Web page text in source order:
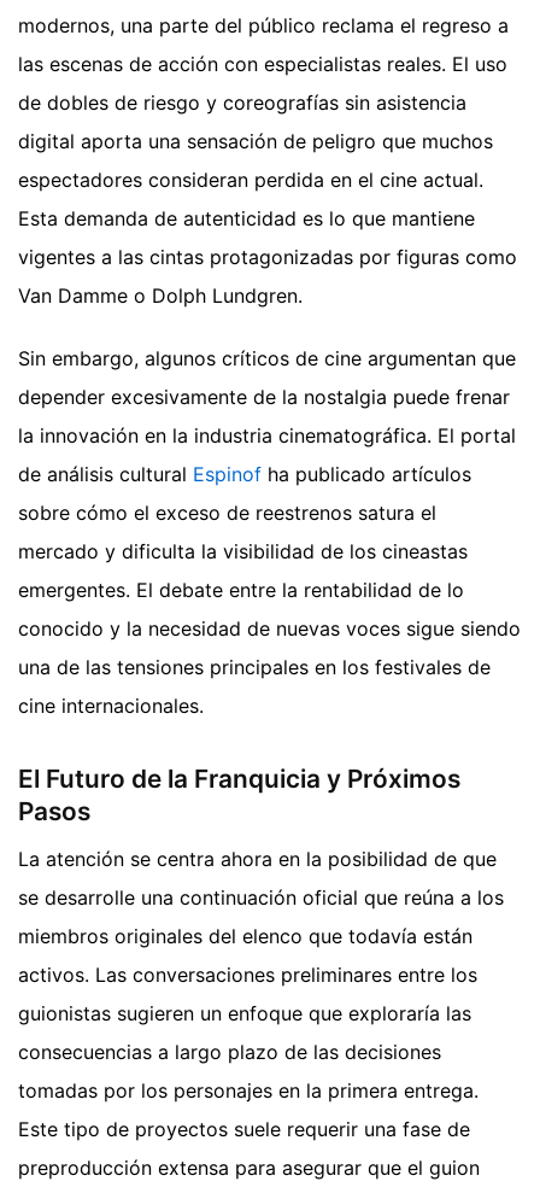
modernos, una parte del público reclama el regreso a
las escenas de acción con especialistas reales. El uso
de dobles de riesgo y coreografías sin asistencia
digital aporta una sensación de peligro que muchos
espectadores consideran perdida en el cine actual.
Esta demanda de autenticidad es lo que mantiene
vigentes a las cintas protagonizadas por figuras como
Van Damme o Dolph Lundgren.
Sin embargo, algunos críticos de cine argumentan que
depender excesivamente de la nostalgia puede frenar
la innovación en la industria cinematográfica. El portal
de análisis cultural Espinof ha publicado artículos
sobre cómo el exceso de reestrenos satura el
mercado y dificulta la visibilidad de los cineastas
emergentes. El debate entre la rentabilidad de lo
conocido y la necesidad de nuevas voces sigue siendo
una de las tensiones principales en los festivales de
cine internacionales.
El Futuro de la Franquicia y Próximos
Pasos
La atención se centra ahora en la posibilidad de que
se desarrolle una continuación oficial que reúna a los
miembros originales del elenco que todavía están
activos. Las conversaciones preliminares entre los
guionistas sugieren un enfoque que exploraría las
consecuencias a largo plazo de las decisiones
tomadas por los personajes en la primera entrega.
Este tipo de proyectos suele requerir una fase de
preproducción extensa para asegurar que el guion